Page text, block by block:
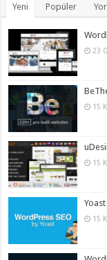
Yeni Popüler
23
15
15
15